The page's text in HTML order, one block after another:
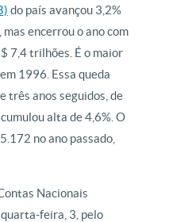
do país avançou 3,2%
encerrou o ano com
7,4 trilhões. É o maior
1996. Essa queda
três anos seguidos, de
alta de 4,6%. O
no ano passado,
Nacionais
feira, 3, pelo